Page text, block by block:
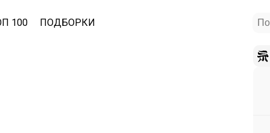
100 ПОДБОРКИ